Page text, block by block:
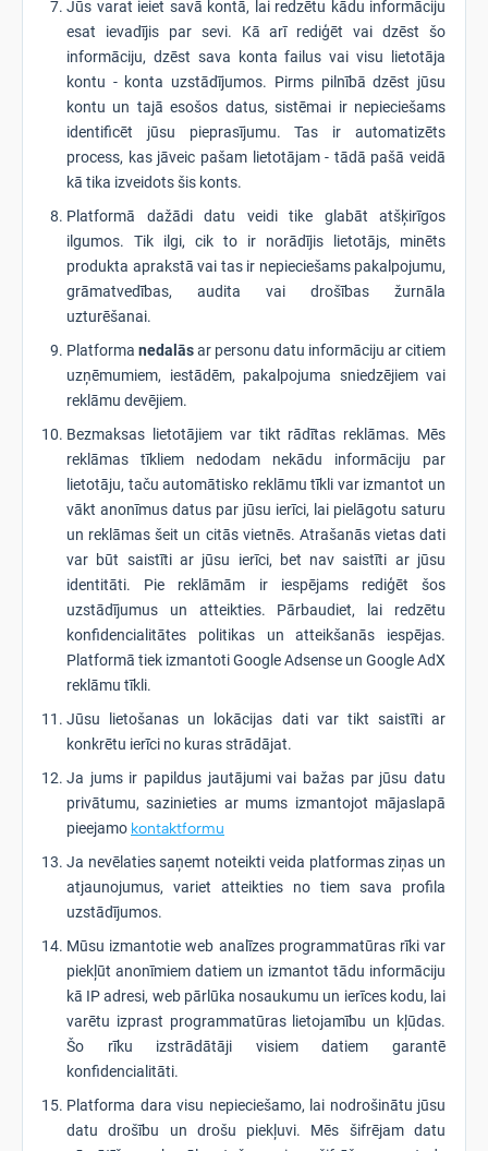
Jūs varat ieiet savā kontā, lai redzētu kādu informāciju
esat ievadījis par sevi. Kā arī rediģēt vai dzēst šo
informāciju, dzēst sava konta failus vai visu lietotāja
kontu - konta uzstādījumos. Pirms pilnībā dzēst jūsu
kontu un tajā esošos datus, sistēmai ir nepieciešams
identificēt jūsu pieprasījumu. Tas ir automatizēts
process, kas jāveic pašam lietotājam - tādā pašā veidā
kā tika izveidots šis konts.
Platformā dažādi datu veidi tike glabāt atšķirīgos
ilgumos. Tik ilgi, cik to ir norādījis lietotājs, minēts
produkta aprakstā vai tas ir nepieciešams pakalpojumu,
grāmatvedības, audita vai drošības žurnāla
uzturēšanai.
Platforma nedalāsar personu datu informāciju ar citiem
uzņēmumiem, iestādēm, pakalpojuma sniedzējiem vai
reklāmu devējiem.
Bezmaksas lietotājiem var tikt rādītas reklāmas. Mēs
reklāmas tīkliem nedodam nekādu informāciju par
lietotāju, taču automātisko reklāmu tīkli var izmantot un
vākt anonīmus datus par jūsu ierīci, lai pielāgotu saturu
un reklāmas šeit un citās vietnēs. Atrašanās vietas dati
var būt saistīti ar jūsu ierīci, bet nav saistīti ar jūsu
identitāti. Pie reklāmām ir iespējams rediģēt šos
uzstādījumus un atteikties. Pārbaudiet, lai redzētu
konfidencialitātes politikas un atteikšanās iespējas.
Platformā tiek izmantoti Google Adsense un Google AdX
reklāmu tīkli.
Jūsu lietošanas un lokācijas dati var tikt saistīti ar
konkrētu ierīci no kuras strādājat.
Ja jums ir papildus jautājumi vai bažas par jūsu datu
privātumu, sazinieties ar mums izmantojot mājaslapā
pieejamo kontaktformu
Ja nevēlaties saņemt noteikti veida platformas ziņas un
atjaunojumus, variet atteikties no tiem sava profila
uzstādījumos.
Mūsu izmantotie web analīzes programmatūras rīki var
piekļūt anonīmiem datiem un izmantot tādu informāciju
kā IP adresi, web pārlūka nosaukumu un ierīces kodu, lai
varētu izprast programmatūras lietojamību un kļūdas.
Šo rīku izstrādātāji visiem datiem garantē
konfidencialitāti.
Platforma dara visu nepieciešamo, lai nodrošinātu jūsu
datu drošību un drošu piekļuvi. Mēs šifrējam datu